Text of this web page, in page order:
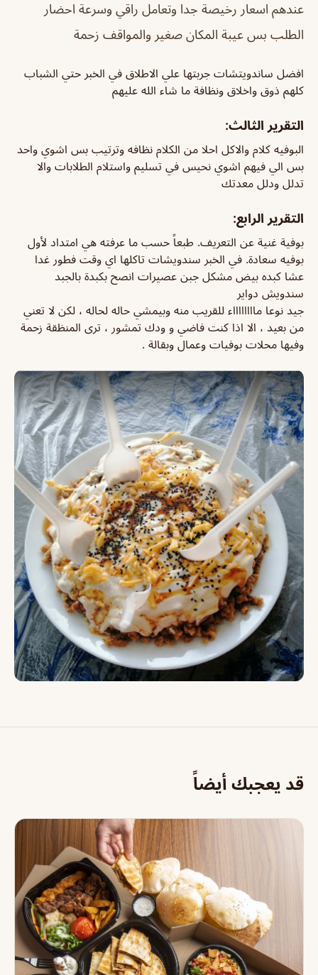
عندهم اسعار رخيصة جدا وتعامل راقي وسرعة احضار
الطلب بس عيبة المكان صغير والمواقف زحمة
افضل ساندويتشات جربتها علي الاطلاق في الخبر حتي الشباب
كلهم ذوق واخلاق ونظافة ما شاء الله عليهم
التقرير الثالث:
البوفيه كلام والاكل احلا من الكلام نظافه وترتيب بس اشوي واحد
بس الي فيهم اشوي نحيس في تسليم واستلام الطلابات والا
تدلل ودلل معدتك
التقرير الرابع:
بوفية غنية عن التعريف. طبعاً حسب ما عرفته هي امتداد لأول
بوفيه سعادة. في الخبر سندويشات تاكلها اي وقت فطور غدا
عشا كبده بيض مشكل جبن عصيرات انصح بكبدة بالجبد
سندويش دواير
جيد نوعا مااااااااء للقريب منه وبيمشي حاله لحاله ، لكن لا تعني
من بعيد ، الا اذا كنت فاضي و ودك تمشور ، ترى المنظقة زحمة
وفيها محلات بوفيات وعمال وبقالة .
قد يعجبك أيضاً